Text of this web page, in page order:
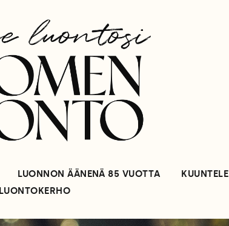
LUONNON ÄÄNENÄ 85 VUOTTA KUUNTELE
LUONTOKERHO